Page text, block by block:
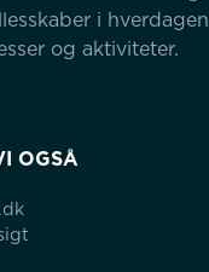
i hverdagen
og aktiviteter.
OGSÅ